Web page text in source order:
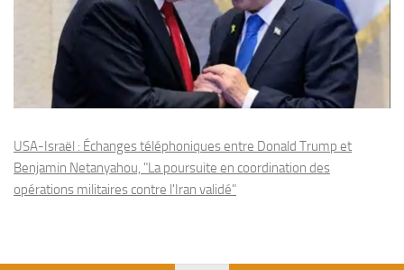
USA-Israël : Échanges téléphoniques entre Donald Trump et
Benjamin Netanyahou, "La poursuite en coordination des
opérations militaires contre l'Iran validé"